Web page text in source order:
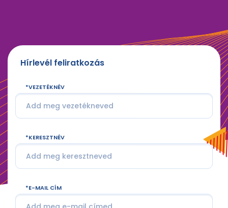
Hírlevél feliratkozás
VEZETÉKNÉV
KERESZTNÉV
E-MAIL CÍM